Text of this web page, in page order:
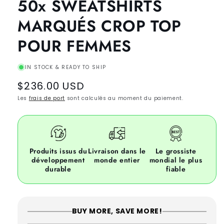
50x SWEATSHIRTS
MARQUÉS CROP TOP
POUR FEMMES
IN STOCK & READY TO SHIP
Regular
price
$236.00 USD
Les frais de port sont calculés au moment du paiement.
Produits issus du
développement
durable
Livraison dans le
monde entier
Le grossiste
mondial le plus
fiable
BUY MORE, SAVE MORE!